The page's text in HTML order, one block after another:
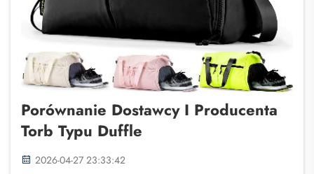
Porównanie Dostawcy I Producenta
Torb Typu Duffle
2026-04-27 23:33:42